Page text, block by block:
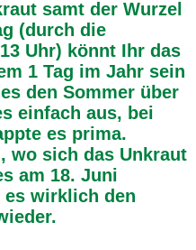
samt der Wurzel
(durch die
Uhr) könnt Ihr das
1 Tag im Jahr sein
den Sommer über
einfach aus, bei
es prima.
wo sich das Unkraut
am 18. Juni
es wirklich den